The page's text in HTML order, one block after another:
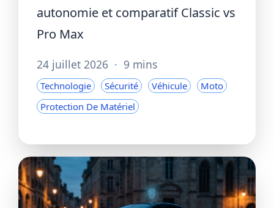
autonomie et comparatif Classic vs
Pro Max
24 juillet 2026 · 9 mins
Technologie Sécurité Véhicule
Moto
Protection De Matériel